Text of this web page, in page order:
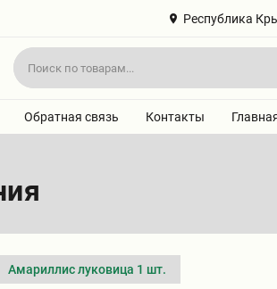
Республика
Обратная связь Контакты
Амариллис луковица 1 шт.